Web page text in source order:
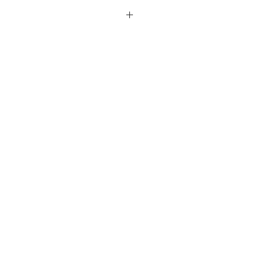
ubrugte og i samme stand som ved